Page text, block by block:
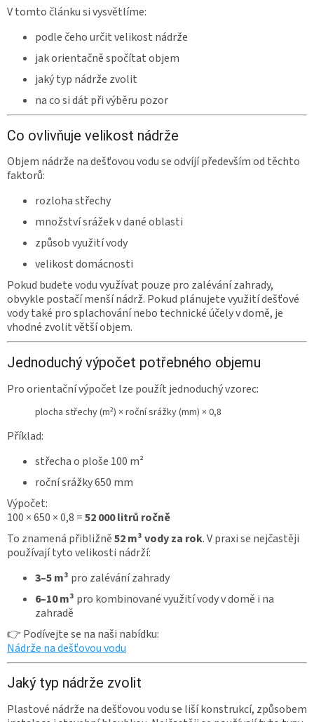
V tomto článku si vysvětlíme:
podle čeho určit velikost nádrže
jak orientačně spočítat objem
jaký typ nádrže zvolit
na co si dát při výběru pozor
Co ovlivňuje velikost nádrže
Objem nádrže na dešťovou vodu se odvíjí především od těchto
faktorů:
rozloha střechy
množství srážek v dané oblasti
způsob využití vody
velikost domácnosti
Pokud budete vodu využívat pouze pro zalévání zahrady,
obvykle postačí menší nádrž. Pokud plánujete využití dešťové
vody také pro splachování nebo technické účely v domě, je
vhodné zvolit větší objem.
Jednoduchý výpočet potřebného objemu
Pro orientační výpočet lze použít jednoduchý vzorec:
plocha střechy (m²) × roční srážky (mm) × 0,8
Příklad:
střecha o ploše 100 m²
roční srážky 650 mm
Výpočet:
100 × 650 × 0,8 =52 000 litrů ročně
To znamená přibližně52 m³ vody za rok. V praxi se nejčastěji
používají tyto velikosti nádrží:
3–5 m³ pro zalévání zahrady
6–10 m³ pro kombinované využití vody v domě i na
zahradě
👉 Podívejte se na naši nabídku:
Nádrže na dešťovou vodu
Jaký typ nádrže zvolit
Plastové nádrže na dešťovou vodu se liší konstrukcí, způsobem